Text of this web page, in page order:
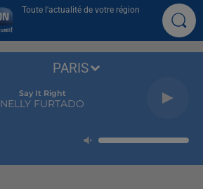
Toute l'actualité de votre région
Say It Right
NELLY FURTADO
PARIS